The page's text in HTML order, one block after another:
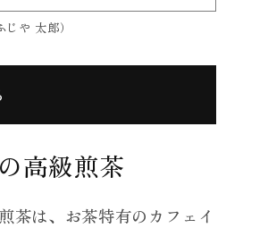
や 太郎）
高級煎茶
茶は、お茶特有のカフェイ